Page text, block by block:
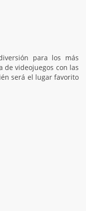
para los más
de videojuegos con las
será el lugar favorito